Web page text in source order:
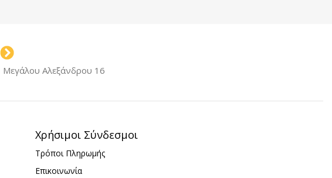
Μεγάλου Αλεξάνδρου 16
Χρήσιμοι Σύνδεσμοι
Τρόποι Πληρωμής
Επικοινωνία